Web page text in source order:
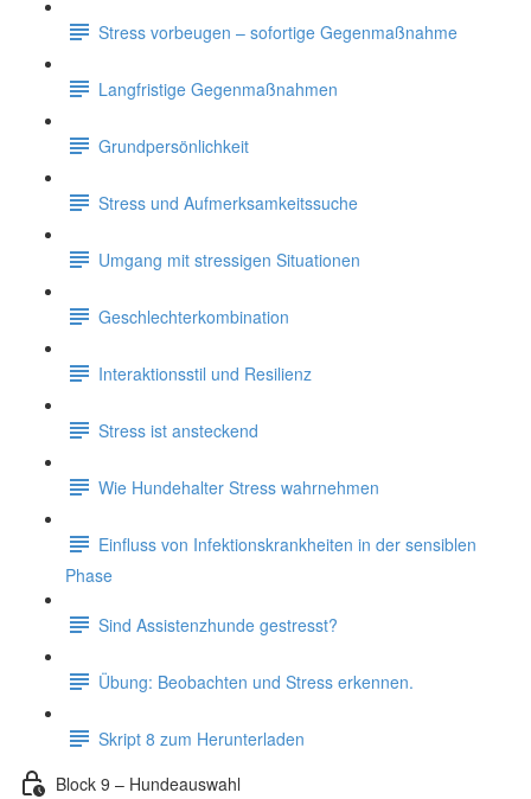
Stress vorbeugen – sofortige Gegenmaßnahme
Langfristige Gegenmaßnahmen
Grundpersönlichkeit
Stress und Aufmerksamkeitssuche
Umgang mit stressigen Situationen
Geschlechterkombination
Interaktionsstil und Resilienz
Stress ist ansteckend
Wie Hundehalter Stress wahrnehmen
Einfluss von Infektionskrankheiten in der sensiblen
Phase
Sind Assistenzhunde gestresst?
Übung: Beobachten und Stress erkennen.
Skript 8 zum Herunterladen
Block 9 – Hundeauswahl